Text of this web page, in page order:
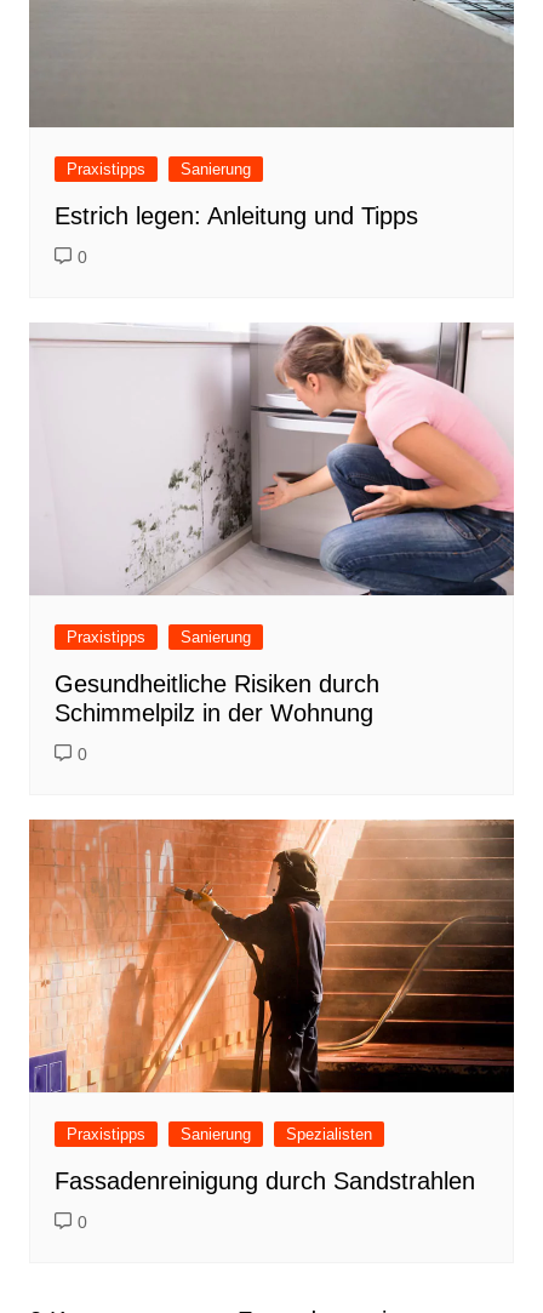
Praxistipps Sanierung
Estrich legen: Anleitung und Tipps
0
Praxistipps Sanierung
Gesundheitliche Risiken durch
Schimmelpilz in der Wohnung
0
Praxistipps Sanierung Spezialisten
Fassadenreinigung durch Sandstrahlen
0